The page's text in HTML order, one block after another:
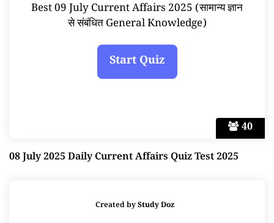
40
Best 09 July Current Affairs 2025 (सामान्य ज्ञान
से संबंधित General Knowledge)
08 July 2025 Daily Current Affairs Quiz Test 2025
Created byStudy Doz